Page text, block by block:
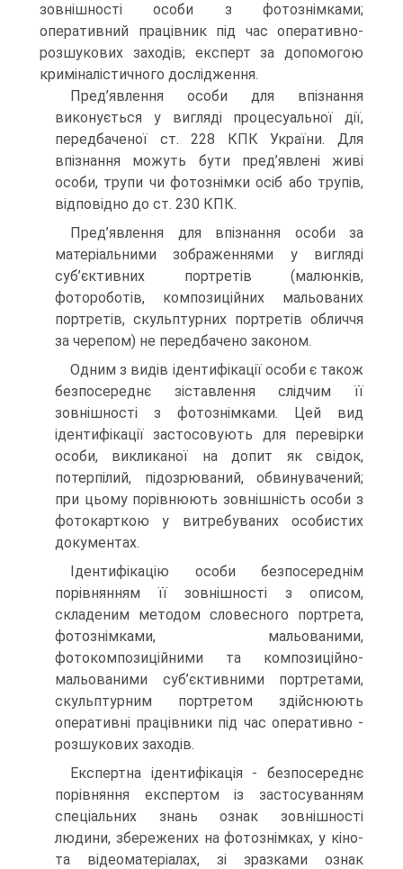
зовнішності особи з фотознімками;
оперативний працівник під час оперативно-
розшукових заходів; експерт за допомогою
криміналістичного дослідження.
Пред’явлення особи для впізнання
виконується у вигляді процесуальної дії,
передбаченої ст. 228 КПК України. Для
впізнання можуть бути пред’явлені живі
особи, трупи чи фотознімки осіб або трупів,
відповідно до ст. 230 КПК.
Пред’явлення для впізнання особи за
матеріальними зображеннями у вигляді
суб’єктивних портретів (малюнків,
фотороботів, композиційних мальованих
портретів, скульптурних портретів обличчя
за черепом) не передбачено законом.
Одним з видів ідентифікації особи є також
безпосереднє зіставлення слідчим її
зовнішності з фотознімками. Цей вид
ідентифікації застосовують для перевірки
особи, викликаної на допит як свідок,
потерпілий, підозрюваний, обвинувачений;
при цьому порівнюють зовнішність особи з
фотокарткою у витребуваних особистих
документах.
Ідентифікацію особи безпосереднім
порівнянням її зовнішності з описом,
складеним методом словесного портрета,
фотознімками, мальованими,
фотокомпозиційними та композиційно-
мальованими суб’єктивними портретами,
скульптурним портретом здійснюють
оперативні працівники під час оперативно -
розшукових заходів.
Експертна ідентифікація - безпосереднє
порівняння експертом із застосуванням
спеціальних знань ознак зовнішності
людини, збережених на фотознімках, у кіно-
та відеоматеріалах, зі зразками ознак